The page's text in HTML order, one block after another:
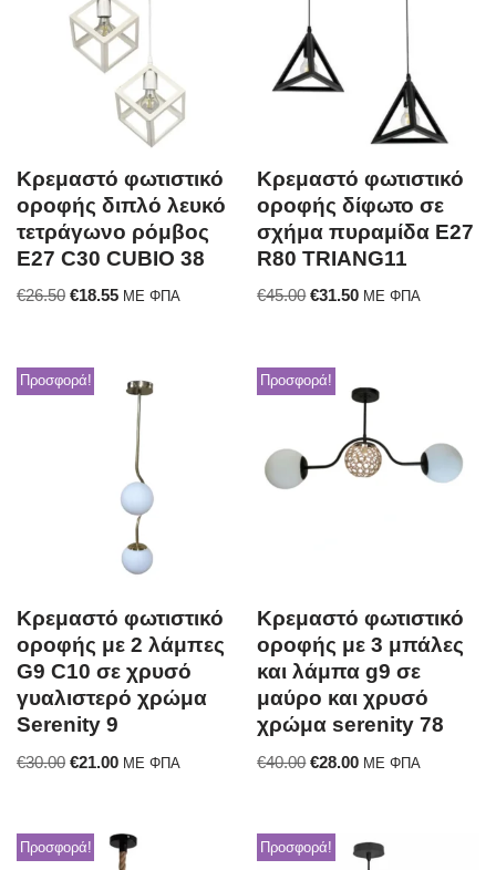
Κρεμαστό φωτιστικό
οροφής διπλό λευκό
τετράγωνο ρόμβος
E27 C30 CUBIO 38
€26.50 €18.55 ΜΕ ΦΠΑ
Κρεμαστό φωτιστικό
οροφής δίφωτο σε
σχήμα πυραμίδα E27
R80 TRIANG11
€45.00 €31.50 ΜΕ ΦΠΑ
Προσφορά!
Κρεμαστό φωτιστικό
οροφής με 2 λάμπες
G9 C10 σε χρυσό
γυαλιστερό χρώμα
Serenity 9
€30.00 €21.00 ΜΕ ΦΠΑ
Προσφορά!
Κρεμαστό φωτιστικό
οροφής με 3 μπάλες
και λάμπα g9 σε
μαύρο και χρυσό
χρώμα serenity 78
€40.00 €28.00 ΜΕ ΦΠΑ
Προσφορά! Προσφορά!